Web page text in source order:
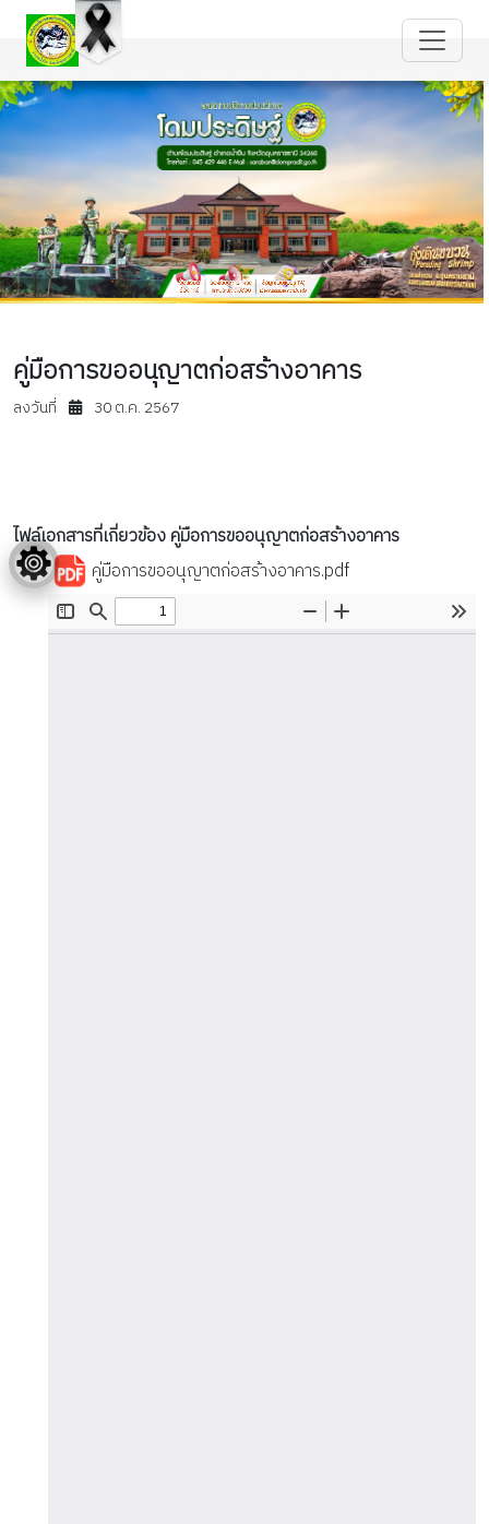
คู่มือการขออนุญาตก่อสร้างอาคาร
ลงวันที่ 30 ต.ค. 2567
ไฟล์เอกสารที่เกี่ยวข้อง คู่มือการขออนุญาตก่อสร้างอาคาร
คู่มือการขออนุญาตก่อสร้างอาคาร.pdf